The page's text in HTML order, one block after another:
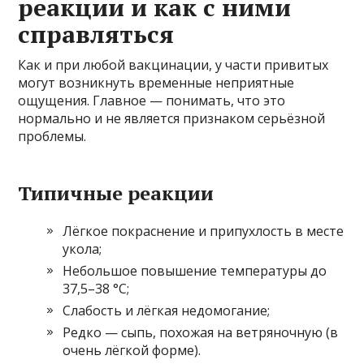
реакции и как с ними
справляться
Как и при любой вакцинации, у части привитых
могут возникнуть временные неприятные
ощущения. Главное — понимать, что это
нормально и не является признаком серьёзной
проблемы.
Типичные реакции
Лёгкое покраснение и припухлость в месте
укола;
Небольшое повышение температуры до
37,5–38 °C;
Слабость и лёгкая недомогание;
Редко — сыпь, похожая на ветряночную (в
очень лёгкой форме).